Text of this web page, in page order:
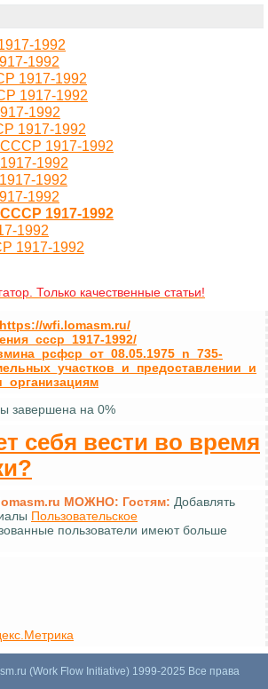
1992
1992
1917-1992
1917-1992
1992
1917-1992
СССР 1917-1992
1992
1992
1992
1917-1992
1992
1917-1992
Только качественные статьи!
https://wfi.lomasm.ru/
1992/
завершена на 0%
себя вести во время
МОЖНО: Гостям: Добавлять
Пользовательское
пользователи имеют больше
(Work Flow Initiative) 1999-2025 Все права